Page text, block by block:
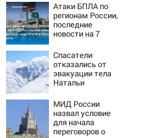
Атаки БПЛА по
регионам России,
последние
новости на 7
последствия,
атаки на склады
Wildberries,
состояние
пострадавших
Спасатели
отказались от
эвакуации тела
Натальи
семитысячника
МИД России
назвал условие
для начала
переговоров о